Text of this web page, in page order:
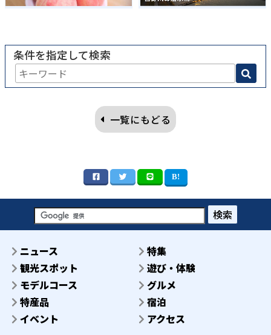
条件を指定して検索
一覧にもどる
検索
ニュース
特集
観光スポット
遊び・体験
モデルコース
グルメ
特産品
宿泊
イベント
アクセス